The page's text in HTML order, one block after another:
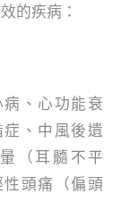
的疾病：
、心功能衰
、中風後遺
暈（耳髓不平
頭痛（偏頭